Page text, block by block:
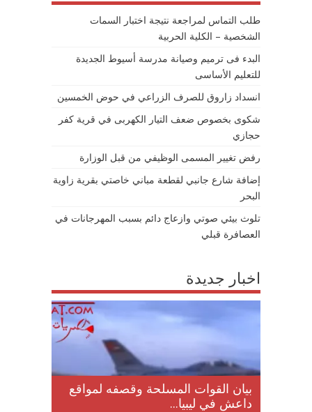
طلب التماس لمراجعة نتيجة اختبار السمات
الشخصية – الكلية الحربية
البدء فى ترميم وصيانة مدرسة أسيوط الجديدة
للتعليم الأساسى
انسداد زاروق للصرف الزراعي في حوض الخمسين
شكوى بخصوص ضعف التيار الكهربى في قرية كفر
حجازي
رفض تغيير المسمى الوظيفي من قبل الوزارة
إضافة شارع جانبي لقطعة مباني خاصتي بقرية زاوية
البحر
تلوث بيئي صوتي وازعاج دائم بسبب المهرجانات في
العصافرة قبلي
اخبار جديدة
بيان القوات المسلحة وقصفه لمواقع
داعش في ليبيا...